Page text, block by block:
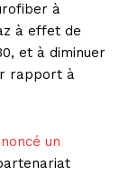
à
à effet de
et à diminuer
rapport à
un